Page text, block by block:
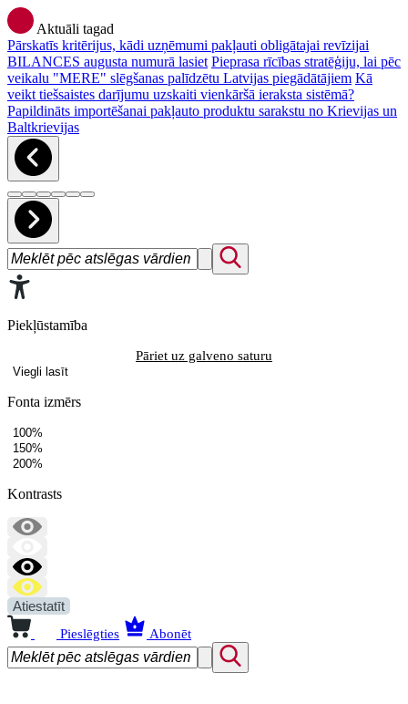
Aktuāli tagad
Pārskatīs kritērijus, kādi uzņēmumi pakļauti obligātajai revīzijai
BILANCES augusta numurā lasiet Pieprasa rīcības stratēģiju, lai pēc
veikalu "MERE" slēgšanas palīdzētu Latvijas piegādātājiem Kā
veikt tiešsaistes darījumu uzskaiti vienkāršā ieraksta sistēmā?
Papildināts importēšanai pakļauto produktu sarakstu no Krievijas un
Baltkrievijas
Piekļūstamība
Pāriet uz galveno saturu
Viegli lasīt
Fonta izmērs
100%
150%
200%
Kontrasts
Atiestatīt
Pieslēgties Abonēt